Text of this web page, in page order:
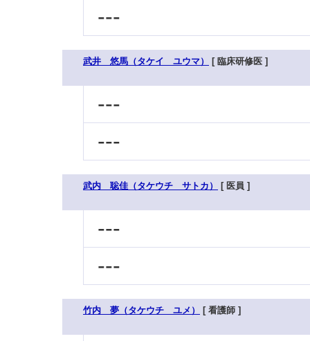
---
武井 悠馬（タケイ ユウマ） [ 臨床研修医 ]
---
---
武内 聡佳（タケウチ サトカ） [ 医員 ]
---
---
竹内 夢（タケウチ ユメ） [ 看護師 ]